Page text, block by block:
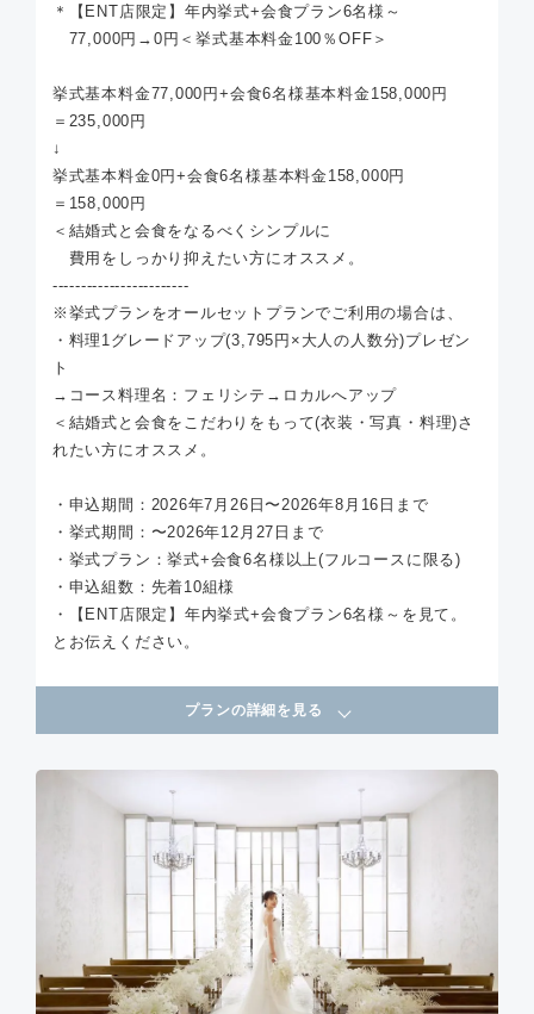
＊【ENT店限定】年内挙式+会食プラン6名様～
77,000円→0円＜挙式基本料金100％OFF＞
挙式基本料金77,000円+会食6名様基本料金158,000円
＝235,000円
↓
挙式基本料金0円+会食6名様基本料金158,000円
＝158,000円
＜結婚式と会食をなるべくシンプルに
費用をしっかり抑えたい方にオススメ。
------------------------
※挙式プランをオールセットプランでご利用の場合は、
・料理1グレードアップ(3,795円×大人の人数分)プレゼン
ト
→コース料理名：フェリシテ→ロカルへアップ
＜結婚式と会食をこだわりをもって(衣装・写真・料理)さ
れたい方にオススメ。
・申込期間：2026年7月26日〜2026年8月16日まで
・挙式期間：〜2026年12月27日まで
・挙式プラン：挙式+会食6名様以上(フルコースに限る)
・申込組数：先着10組様
・【ENT店限定】年内挙式+会食プラン6名様～を見て。
とお伝えください。
プランの詳細を見る